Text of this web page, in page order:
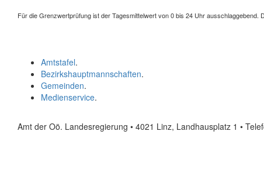
Für die Grenzwertprüfung ist der Tagesmittelwert von 0 bis 24 Uhr ausschlaggebend.
Amtstafel.
Bezirkshauptmannschaften.
Gemeinden.
Medienservice.
Amt der Oö. Landesregierung • 4021 Linz, Landhausplatz 1 •